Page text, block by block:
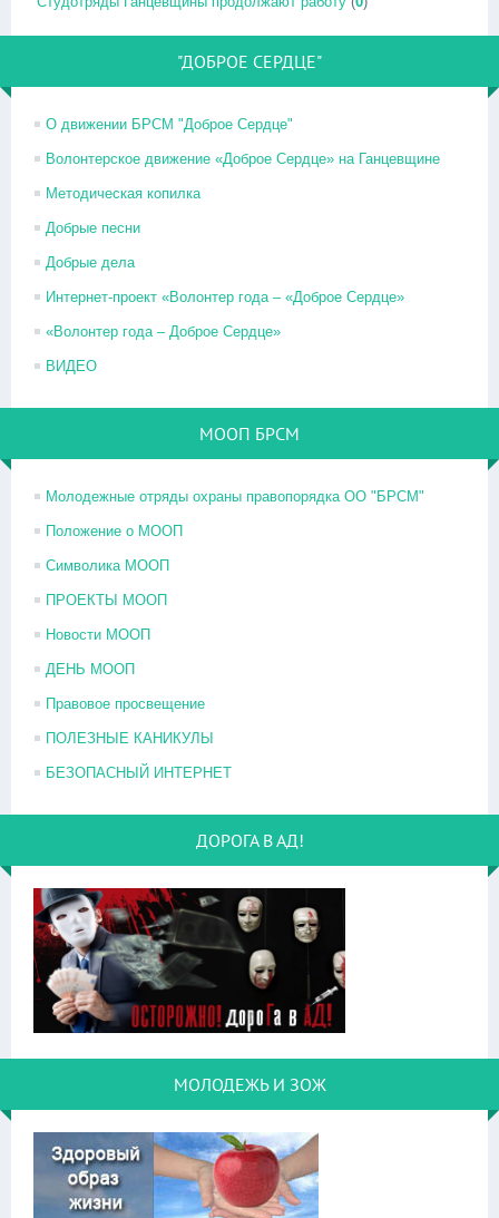
"ДОБРОЕ СЕРДЦЕ"
О движении БРСМ "Доброе Сердце"
Волонтерское движение «Доброе Сердце» на Ганцевщине
Методическая копилка
Добрые песни
Добрые дела
Интернет-проект «Волонтер года – «Доброе Сердце»
«Волонтер года – Доброе Сердце»
ВИДЕО
МООП БРСМ
Молодежные отряды охраны правопорядка ОО "БРСМ"
Положение о МООП
Символика МООП
ПРОЕКТЫ МООП
Новости МООП
ДЕНЬ МООП
Правовое просвещение
ПОЛЕЗНЫЕ КАНИКУЛЫ
БЕЗОПАСНЫЙ ИНТЕРНЕТ
ДОРОГА В АД!
МОЛОДЕЖЬ И ЗОЖ